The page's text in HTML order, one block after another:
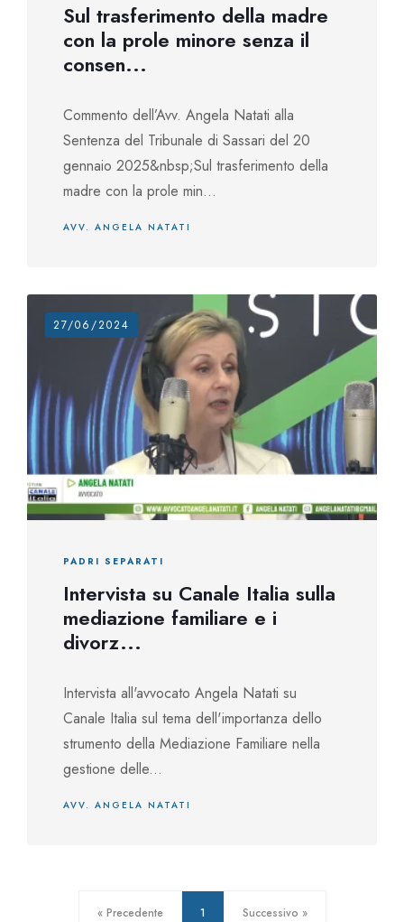
Sul trasferimento della madre
con la prole minore senza il
consen...
Commento dell’Avv. Angela Natati alla
Sentenza del Tribunale di Sassari del 20
gennaio 2025&nbsp;Sul trasferimento della
madre con la prole min...
AVV. ANGELA NATATI
27/06/2024
PADRI SEPARATI
Intervista su Canale Italia sulla
mediazione familiare e i
divorz...
Intervista all'avvocato Angela Natati su
Canale Italia sul tema dell'importanza dello
strumento della Mediazione Familiare nella
gestione delle...
AVV. ANGELA NATATI
« Precedente 1 Successivo »